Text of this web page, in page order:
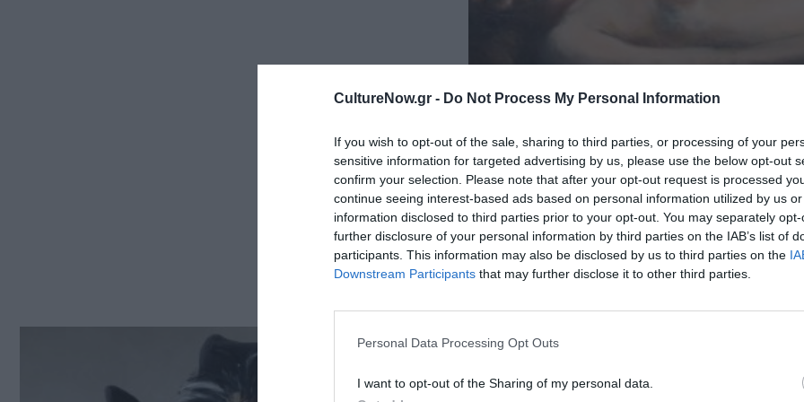
CultureNow.gr - Do Not Process My Personal Information
If you wish to opt-out of the sale, sharing to third parties, or processing of your
sensitive information for targeted advertising by us, please use the below opt-out
confirm your selection. Please note that after your opt-out request is processed
continue seeing interest-based ads based on personal information utilized by us
information disclosed to third parties prior to your opt-out. You may separately
further disclosure of your personal information by third parties on the IAB’s list of
participants. This information may also be disclosed by us to third parties on the
Downstream Participants that may further disclose it to other third parties.
Personal Data Processing Opt Outs
I want to opt-out of the Sharing of my personal data.
ΑΠΟ: 17/12/2019 ΕΩΣ: 20/01/2020
Under 33 – 2020: Ομαδική
στο i-D ProjectArt
To i-D ProjectArt φιλοξενεί την ομαδική έκθεση
ΑΠΟ: 02/11/2019 ΕΩΣ: 07/12/2019
Ομαδική έκθεση για τη στήριξη του
Ιδρύματος Fulbright στην i-D